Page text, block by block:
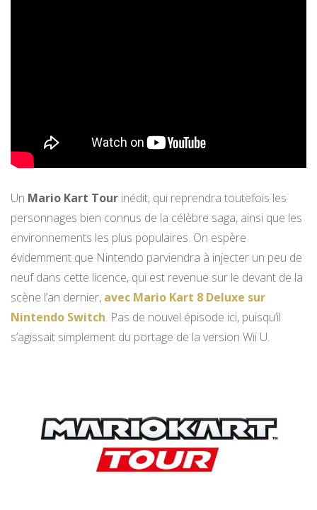
Un Mario Kart Tour inédit, qui reprendra toutefois les
personnages bien connus de la célèbre saga, ainsi que les
environnements les plus populaires. On espère
évidemment que Nintendo parviendra à injecter un peu de
neuf dans cette licence, qui est revenue sur le devant de la
scène l’an dernier, avec Mario Kart 8 Deluxe sur
Nintendo Switch. Pas de nouvel épisode ici, puisqu’il
s’agissait simplement du portage de la version Wii U.